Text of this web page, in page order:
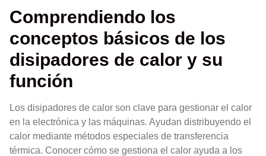
Comprendiendo los
conceptos básicos de los
disipadores de calor y su
función
Los disipadores de calor son clave para gestionar el calor
en la electrónica y las máquinas. Ayudan distribuyendo el
calor mediante métodos especiales de transferencia
térmica. Conocer cómo se gestiona el calor ayuda a los